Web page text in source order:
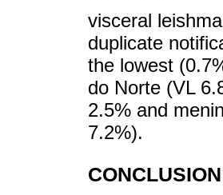
visceral
duplicate
the lowest
do Norte (VL
2.5% and
7.2%).